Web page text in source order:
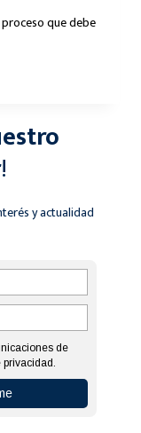
que debe
!
y actualidad